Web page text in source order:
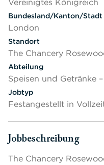
Vereinigtes Königreich
Bundesland/Kanton/Stadt
London
Standort
The Chancery
Abteilung
Speisen und Getränke
Jobtyp
Festangestellt in
Jobbeschreibung
Drücken Sie die Leertaste
The Chancery